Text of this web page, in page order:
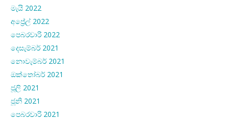
මැයි 2022
අප්‍රේල් 2022
පෙබරවාරි 2022
දෙසැම්බර් 2021
නොවැම්බර් 2021
ඔක්තෝබර් 2021
ජූලි 2021
ජූනි 2021
පෙබරවාරි 2021